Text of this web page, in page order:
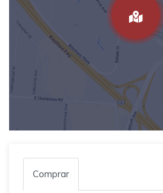
Comprar